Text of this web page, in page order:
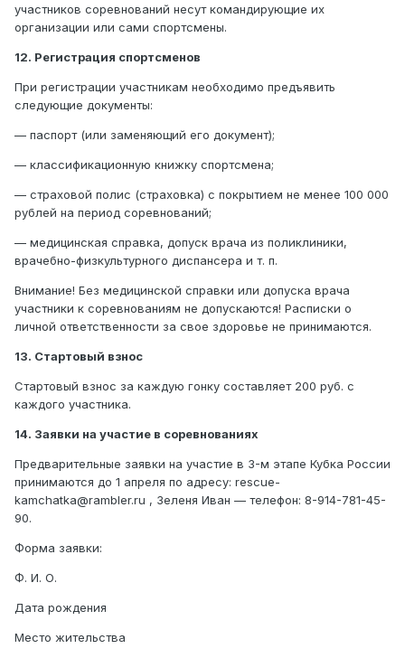
участников соревнований несут командирующие их
организации или сами спортсмены.
12. Регистрация спортсменов
При регистрации участникам необходимо предъявить
следующие документы:
— паспорт (или заменяющий его документ);
— классификационную книжку спортсмена;
— страховой полис (страховка) с покрытием не менее 100 000
рублей на период соревнований;
— медицинская справка, допуск врача из поликлиники,
врачебно-физкультурного диспансера и т. п.
Внимание! Без медицинской справки или допуска врача
участники к соревнованиям не допускаются! Расписки о
личной ответственности за свое здоровье не принимаются.
13. Стартовый взнос
Стартовый взнос за каждую гонку составляет 200 руб. с
каждого участника.
14. Заявки на участие в соревнованиях
Предварительные заявки на участие в 3-м этапе Кубка России
принимаются до 1 апреля по адресу: rescue-
kamchatka@rambler.ru , Зеленя Иван — телефон: 8-914-781-45-
90.
Форма заявки:
Ф. И. О.
Дата рождения
Место жительства